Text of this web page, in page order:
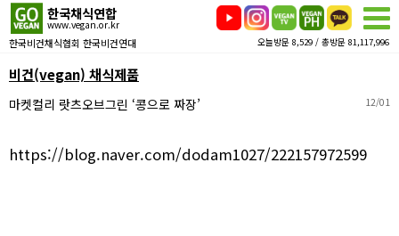
한국채식연합
www.vegan.or.kr
한국비건채식협회 한국비건연대 오늘방문 8,529 / 총방문 81,117,996
비건(vegan) 채식제품
마켓컬리 랏츠오브그린 ‘콩으로 짜장’ 12/01
https://blog.naver.com/dodam1027/222157972599